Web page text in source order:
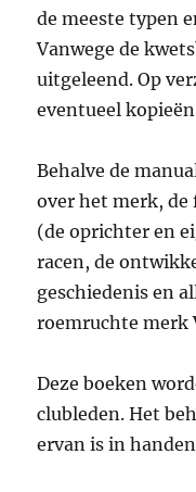
de meeste typen
Vanwege de
uitgeleend. Op
eventueel
Behalve de
over het merk, de
(de oprichter en
racen, de
geschiedenis en
roemruchte merk
Deze boeken
clubleden. Het
ervan is in